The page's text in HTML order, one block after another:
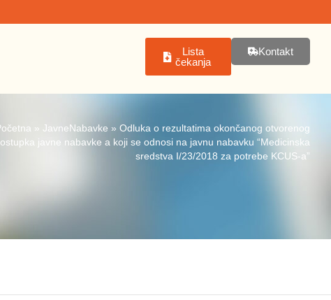
Lista
čekanja
Kontakt
» JavneNabavke » Odluka o rezultatima okončanog otvorenog
javne nabavke a koji se odnosi na javnu nabavku “Medicinska
sredstva I/23/2018 za potrebe KCUS-a”